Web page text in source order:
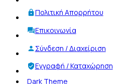
Πολιτική Απορρήτου
Επικοινωνία
Σύνδεση / Διαχείριση
Εγγραφή / Καταχώρηση
Dark Theme